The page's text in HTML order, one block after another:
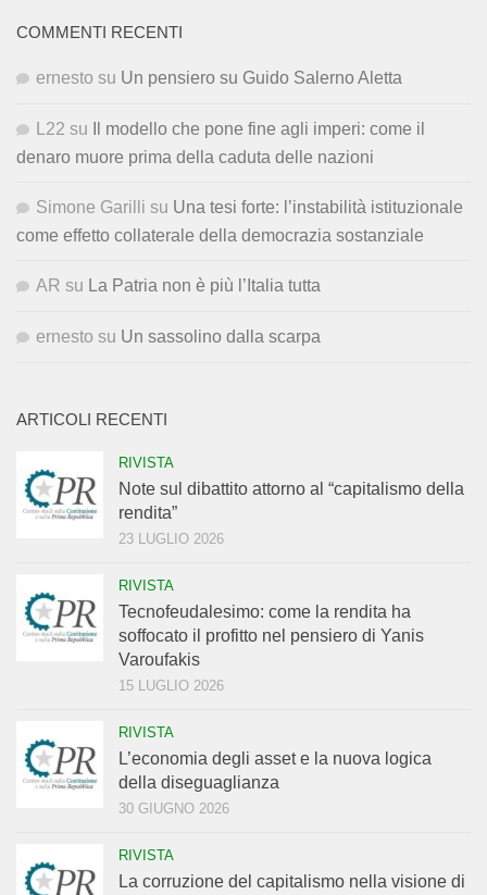
COMMENTI RECENTI
ernesto su Un pensiero su Guido Salerno Aletta
L22 su
Il modello che pone fine agli imperi: come il
denaro muore prima della caduta delle nazioni
Simone Garilli su Una tesi forte: l’instabilità istituzionale
come effetto collaterale della democrazia sostanziale
AR su La Patria non è più l’Italia tutta
ernesto su Un sassolino dalla scarpa
ARTICOLI RECENTI
RIVISTA
Note sul dibattito attorno al “capitalismo della
rendita”
23 LUGLIO 2026
RIVISTA
Tecnofeudalesimo: come la rendita ha
soffocato il profitto nel pensiero di Yanis
Varoufakis
15 LUGLIO 2026
RIVISTA
L’economia degli asset e la nuova logica
della diseguaglianza
30 GIUGNO 2026
RIVISTA
La corruzione del capitalismo nella visione di